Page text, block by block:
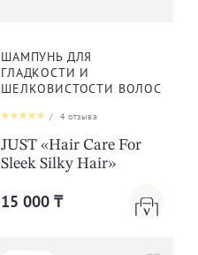
ШАМПУНЬ ДЛЯ
ГЛАДКОСТИ И
ШЕЛКОВИСТОСТИ ВОЛОС
/ 4отзыва
JUST «Hair Care For
Sleek Silky Hair»
15 000 ₸